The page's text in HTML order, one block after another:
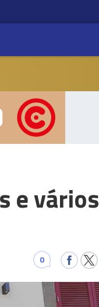
e vários
0